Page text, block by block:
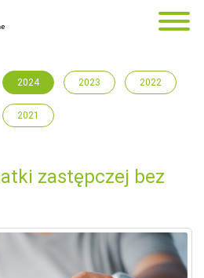
2024 2023 2022
2021
zastępczej bez